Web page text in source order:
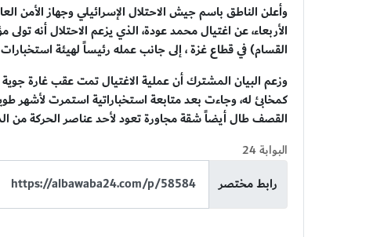
وأعلن الناطق باسم جيش الاحتلال الإسرائيلي وجهاز
الأربعاء، عن اغتيال محمد عودة، الذي يزعم الاحتلال أنه
القسام) في قطاع غزة ، إلى جانب عمله رئيساً لهيئة
وزعم البيان المشترك أن عملية الاغتيال تمت عقب غارة
كمخابئ له، وجاءت بعد متابعة استخباراتية استمرت لأشهر
القصف طال أيضاً شقة مجاورة تعود لأحد عناصر الحركة من
البوابة 24
رابط مختصر